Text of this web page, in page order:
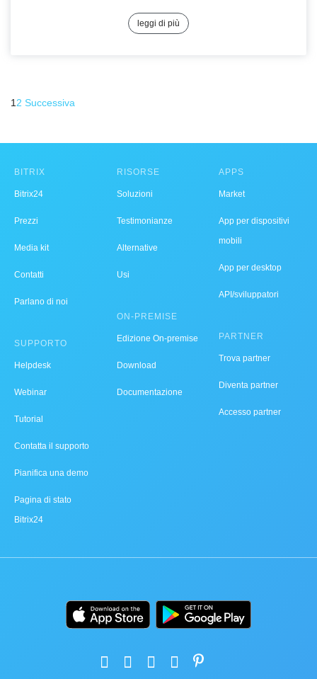
leggi di più
1 2 Successiva
BITRIX
Bitrix24
Prezzi
Media kit
Contatti
Parlano di noi
SUPPORTO
Helpdesk
Webinar
Tutorial
Contatta il supporto
Pianifica una demo
Pagina di stato
Bitrix24
RISORSE
Soluzioni
Testimonianze
Alternative
Usi
ON-PREMISE
Edizione On-premise
Download
Documentazione
APPS
Market
App per dispositivi
mobili
App per desktop
API/sviluppatori
PARTNER
Trova partner
Diventa partner
Accesso partner